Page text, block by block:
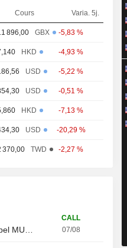
Cours Varia. 5j.
896,00 GBX -5,83 %
HKD -4,93 %
USD -5,22 %
USD -0,51 %
HKD -7,13 %
USD -20,29 %
370,00 TWD -2,27 %
MU13V
CALL
07/08